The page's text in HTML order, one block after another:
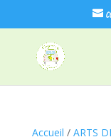
Accueil / ARTS